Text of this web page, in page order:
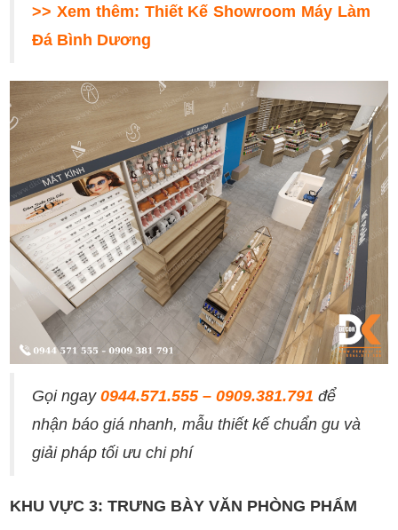
>> Xem thêm: Thiết Kế Showroom Máy Làm
Đá Bình Dương
Gọi ngay0944.571.555 – 0909.381.791 để
nhận báo giá nhanh, mẫu thiết kế chuẩn gu và
giải pháp tối ưu chi phí
KHU VỰC 3: TRƯNG BÀY VĂN PHÒNG PHẨM